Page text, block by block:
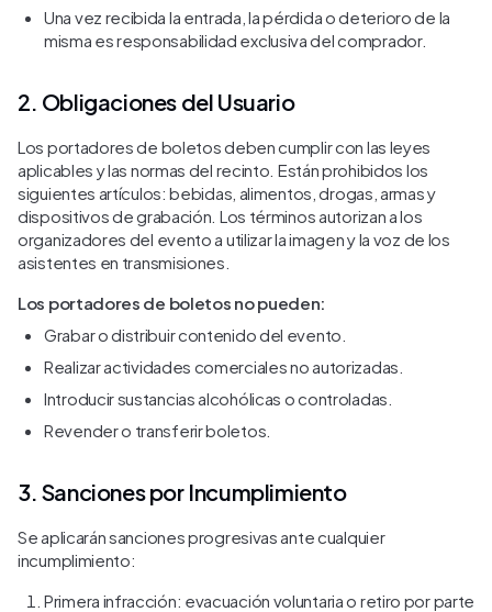
Una vez recibida la entrada, la pérdida o deterioro de la
misma es responsabilidad exclusiva del comprador.
2. Obligaciones del Usuario
Los portadores de boletos deben cumplir con las leyes
aplicables y las normas del recinto. Están prohibidos los
siguientes artículos: bebidas, alimentos, drogas, armas y
dispositivos de grabación. Los términos autorizan a los
organizadores del evento a utilizar la imagen y la voz de los
asistentes en transmisiones.
Los portadores de boletos no pueden:
Grabar o distribuir contenido del evento.
Realizar actividades comerciales no autorizadas.
Introducir sustancias alcohólicas o controladas.
Revender o transferir boletos.
3. Sanciones por Incumplimiento
Se aplicarán sanciones progresivas ante cualquier
incumplimiento:
Primera infracción: evacuación voluntaria o retiro por parte